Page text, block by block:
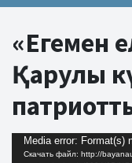
«Егемен
Қарулы
Видеоплеер
Media error: Format(s)
Скачать файл: http://